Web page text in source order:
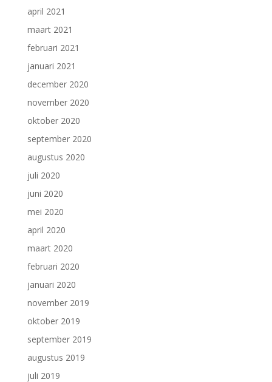
april 2021
maart 2021
februari 2021
januari 2021
december 2020
november 2020
oktober 2020
september 2020
augustus 2020
juli 2020
juni 2020
mei 2020
april 2020
maart 2020
februari 2020
januari 2020
november 2019
oktober 2019
september 2019
augustus 2019
juli 2019